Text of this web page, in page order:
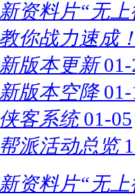
资料片“无
你战力速成
版本更新
版本空降
客系统 01-05
派活动总览
资料片“无